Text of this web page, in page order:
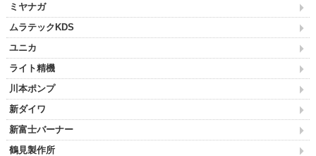
ミヤナガ
ムラテックKDS
ユニカ
ライト精機
川本ポンプ
新ダイワ
新富士バーナー
鶴見製作所